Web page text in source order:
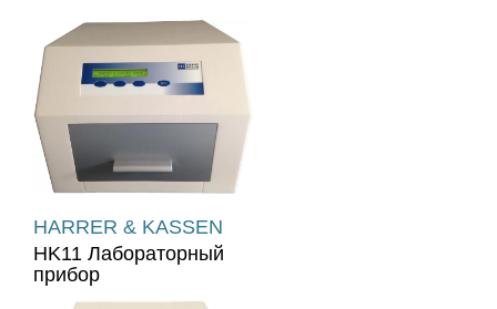
HARRER & KASSEN
HK11 Лабораторный
прибор